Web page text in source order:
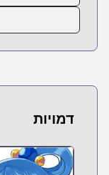
דמויות